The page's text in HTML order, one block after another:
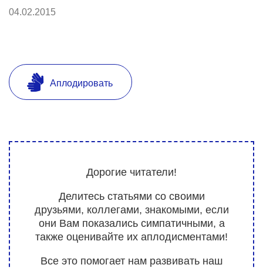
04.02.2015
Аплодировать
Дорогие читатели!
Делитесь статьями со своими
друзьями, коллегами, знакомыми, если
они Вам показались симпатичными, а
также оценивайте их аплодисментами!
Все это помогает нам развивать наш